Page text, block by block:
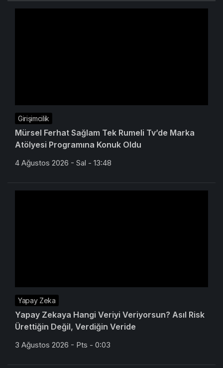
Girişimcilik
Mürsel Ferhat Sağlam Tek Rumeli Tv’de Marka
Atölyesi Programına Konuk Oldu
4 Ağustos 2026 - Sal - 13:48
Yapay Zeka
Yapay Zekaya Hangi Veriyi Veriyorsun? Asıl Risk
Ürettiğin Değil, Verdiğin Veride
3 Ağustos 2026 - Pts - 0:03